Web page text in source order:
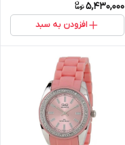
5,430,000
افزودن به سبد